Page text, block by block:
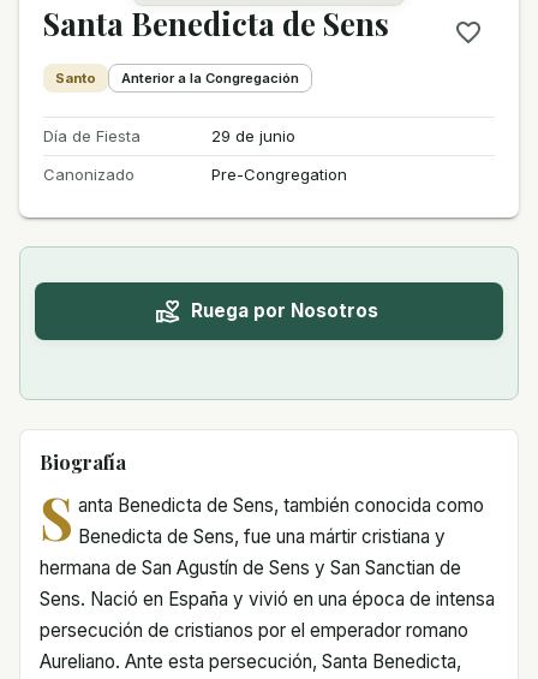
Santa Benedicta de Sens
Santo Anterior a la Congregación
Día de Fiesta
29 de junio
Canonizado
Pre-Congregation
Ruega por Nosotros
Biografía
S anta Benedicta de Sens, también conocida como
Benedicta de Sens, fue una mártir cristiana y
hermana de San Agustín de Sens y San Sanctian de
Sens. Nació en España y vivió en una época de intensa
persecución de cristianos por el emperador romano
Aureliano. Ante esta persecución, Santa Benedicta,